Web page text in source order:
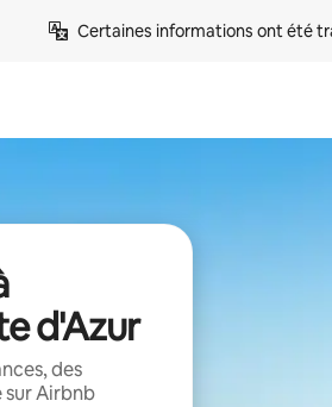
Certaines informations ont été
d'Azur
des
sur Airbnb